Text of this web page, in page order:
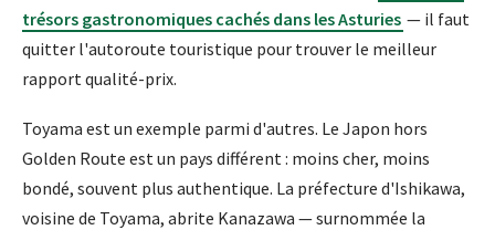
trésors gastronomiques cachés dans les Asturies — il faut
quitter l'autoroute touristique pour trouver le meilleur
rapport qualité-prix.
Toyama est un exemple parmi d'autres. Le Japon hors
Golden Route est un pays différent : moins cher, moins
bondé, souvent plus authentique. La préfecture d'Ishikawa,
voisine de Toyama, abrite Kanazawa — surnommée la